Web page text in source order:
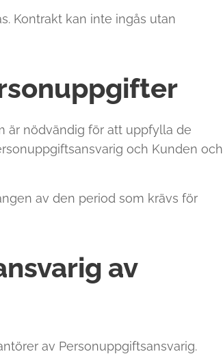
Kontrakt kan inte ingås utan
är nödvändig för att uppfylla de
och Kunden och
av den period som krävs för
av
av Personuppgiftsansvarig.